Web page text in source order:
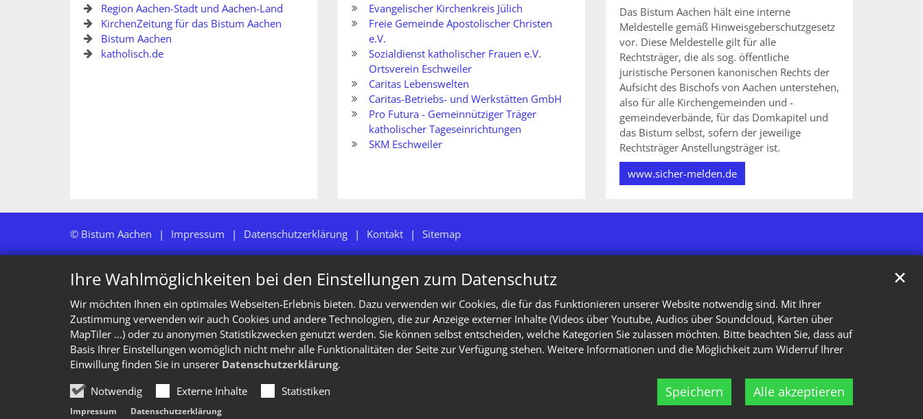
Ihre Wahlmöglichkeiten bei den Einstellungen zum Datenschutz
Wir möchten Ihnen ein optimales Webseiten-Erlebnis bieten. Dazu verwenden wir Cookies, die für das Funktionieren unserer Website notwendig sind. Mit Ihrer
Zustimmung verwenden wir auch Cookies und andere Technologien, die zur Anzeige externer Inhalte (Videos über Youtube, Audios über Soundcloud, Karten über
MapTiler ...) oder zu anonymen Statistikzwecken genutzt werden. Sie können selbst entscheiden, welche Kategorien Sie zulassen möchten. Bitte beachten Sie, dass auf
Basis Ihrer Einstellungen womöglich nicht mehr alle Funktionalitäten der Seite zur Verfügung stehen. Weitere Informationen und die Möglichkeit zum Widerruf Ihrer
Einwillung finden Sie in unserer Datenschutzerklärung.
Notwendig
Externe Inhalte Statistiken Speichern Alle akzeptieren
✕
Impressum Datenschutzerklärung
Region Aachen-Stadt und Aachen-Land
KirchenZeitung für das Bistum Aachen
Bistum Aachen
katholisch.de
Evangelischer Kirchenkreis Jülich
Freie Gemeinde Apostolischer Christen
e.V.
Sozialdienst katholischer Frauen e.V.
Ortsverein Eschweiler
Caritas Lebenswelten
Caritas-Betriebs- und Werkstätten GmbH
Pro Futura - Gemeinnütziger Träger
katholischer Tageseinrichtungen
SKM Eschweiler
Das Bistum Aachen hält eine interne
Meldestelle gemäß Hinweisgeberschutzgesetz
vor. Diese Meldestelle gilt für alle
Rechtsträger, die als sog. öffentliche
juristische Personen kanonischen Rechts der
Aufsicht des Bischofs von Aachen unterstehen,
also für alle Kirchengemeinden und -
gemeindeverbände, für das Domkapitel und
das Bistum selbst, sofern der jeweilige
Rechtsträger Anstellungsträger ist.
www.sicher-melden.de
© Bistum Aachen Impressum Datenschutzerklärung Kontakt Sitemap